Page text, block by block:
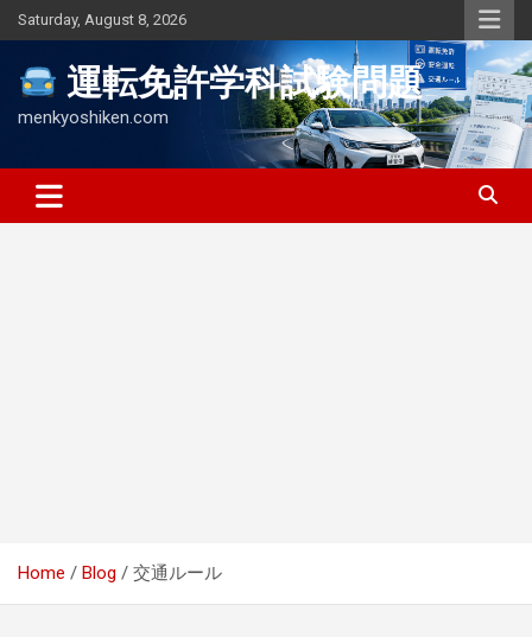
Skip
to
Saturday, August 8, 2026
運転免許学科試験問題
menkyoshiken.com
Home Blog 交通ルール